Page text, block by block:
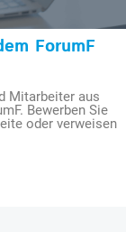
ForumF
Mitarbeiter aus
Bewerben Sie
oder verweisen